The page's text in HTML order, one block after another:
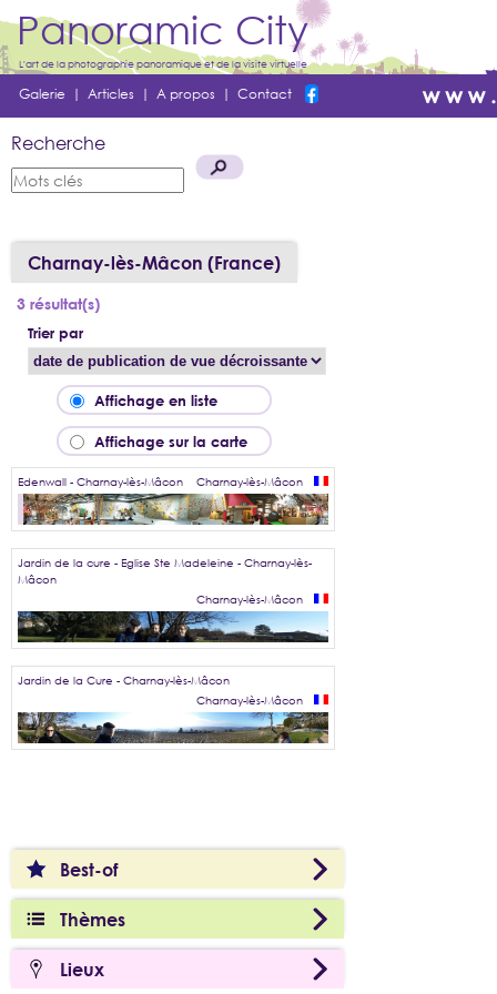
Panoramic City
L'art de la photographie panoramique et de la visite virtuelle
Galerie | Articles | A propos | Contact
Recherche
Best-of
Thèmes
Lieux
Charnay-lès-Mâcon (France)
3 résultat(s)
Trier par
Affichage en liste
Affichage sur la carte
Edenwall - Charnay-lès-Mâcon Charnay-lès-Mâcon
Jardin de la cure - Eglise Ste Madeleine - Charnay-lès-
Mâcon
Charnay-lès-Mâcon
Jardin de la Cure - Charnay-lès-Mâcon
Charnay-lès-Mâcon